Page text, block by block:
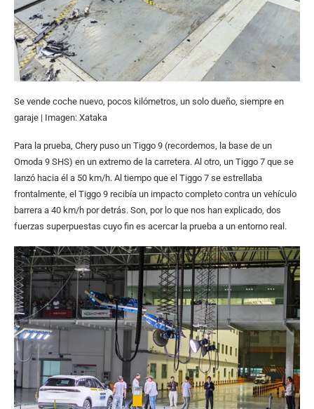
Se vende coche nuevo, pocos kilómetros, un solo dueño, siempre en
garaje | Imagen: Xataka
Para la prueba, Chery puso un Tiggo 9 (recordemos, la base de un
Omoda 9 SHS) en un extremo de la carretera. Al otro, un Tiggo 7 que se
lanzó hacia él a 50 km/h. Al tiempo que el Tiggo 7 se estrellaba
frontalmente, el Tiggo 9 recibía un impacto completo contra un vehículo
barrera a 40 km/h por detrás. Son, por lo que nos han explicado, dos
fuerzas superpuestas cuyo fin es acercar la prueba a un entorno real.